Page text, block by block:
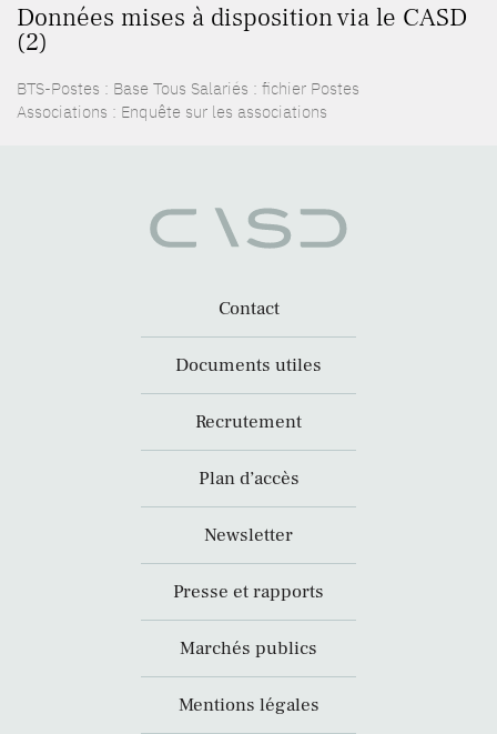
Données mises à disposition via le CASD
(2)
BTS-Postes : Base Tous Salariés : fichier Postes
Associations : Enquête sur les associations
Contact
Documents utiles
Recrutement
Plan d’accès
Newsletter
Presse et rapports
Marchés publics
Mentions légales